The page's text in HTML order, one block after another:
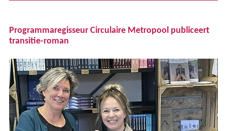
Programmaregisseur Circulaire Metropool publiceert
transitie-roman